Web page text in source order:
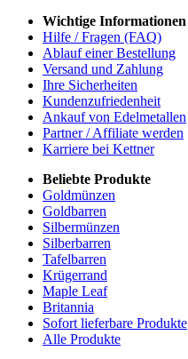
Wichtige Informationen
Hilfe / Fragen (FAQ)
Ablauf einer Bestellung
Versand und Zahlung
Ihre Sicherheiten
Kundenzufriedenheit
Ankauf von Edelmetallen
Partner / Affiliate werden
Karriere bei Kettner
Beliebte Produkte
Goldmünzen
Goldbarren
Silbermünzen
Silberbarren
Tafelbarren
Krügerrand
Maple Leaf
Britannia
Sofort lieferbare Produkte
Alle Produkte